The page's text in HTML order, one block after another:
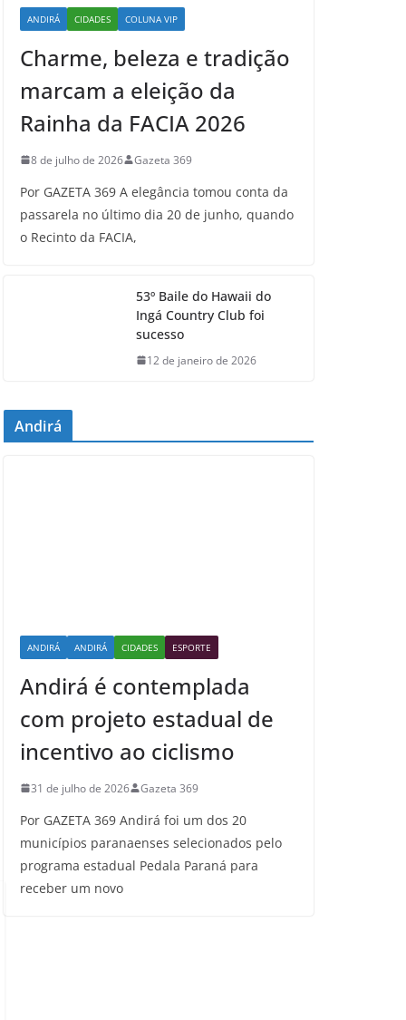
ANDIRÁ CIDADES COLUNA VIP
Charme, beleza e tradição
marcam a eleição da
Rainha da FACIA 2026
8 de julho de 2026 Gazeta 369
Por GAZETA 369 A elegância tomou conta da
passarela no último dia 20 de junho, quando
o Recinto da FACIA,
53º Baile do Hawaii do
Ingá Country Club foi
sucesso
12 de janeiro de 2026
Andirá
ANDIRÁ ANDIRÁ CIDADES ESPORTE
Andirá é contemplada
com projeto estadual de
incentivo ao ciclismo
31 de julho de 2026 Gazeta 369
Por GAZETA 369 Andirá foi um dos 20
municípios paranaenses selecionados pelo
programa estadual Pedala Paraná para
receber um novo